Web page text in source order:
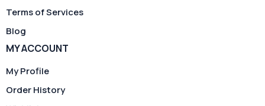
Terms of Services
Blog
MY ACCOUNT
My Profile
Order History